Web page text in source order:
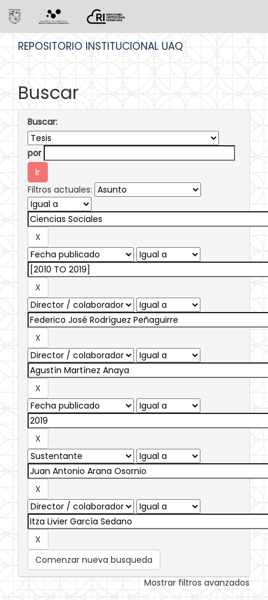
REPOSITORIO INSTITUCIONAL UAQ
Buscar
Buscar:
por
Filtros actuales:
Comenzar nueva busqueda
Mostrar filtros avanzados